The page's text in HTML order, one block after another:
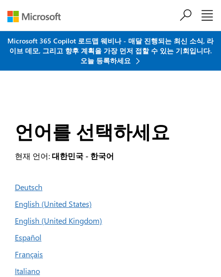
Microsoft 365 Copilot 로드맵 웨비나 - 매달 진행되는 최신 소식, 라
이브 데모, 그리고 향후 계획을 가장 먼저 접할 수 있는 기회입니다.
오늘 등록하세요
언어를 선택하세요
현재 언어:대한민국 - 한국어
Deutsch
English (United States)
English (United Kingdom)
Español
Français
Italiano